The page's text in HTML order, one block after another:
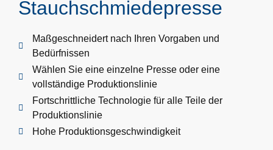
Stauchschmiedepresse
Maßgeschneidert nach Ihren Vorgaben und
Bedürfnissen
Wählen Sie eine einzelne Presse oder eine
vollständige Produktionslinie
Fortschrittliche Technologie für alle Teile der
Produktionslinie
Hohe Produktionsgeschwindigkeit